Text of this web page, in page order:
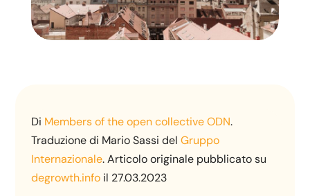
Di Members of the open collective ODN.
Traduzione di Mario Sassi del Gruppo
Internazionale. Articolo originale pubblicato su
degrowth.info il 27.03.2023